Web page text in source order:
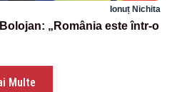
Ionuț Nichita
„România este într-o
Multe